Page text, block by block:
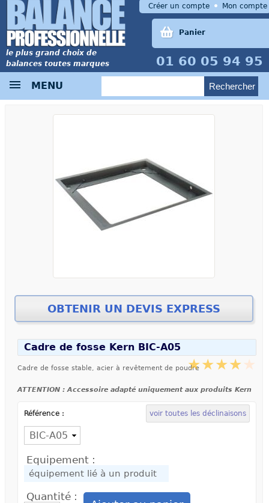
le plus grand choix de
balances toutes marques
01 60 05 94 95
Panier
Créer un compte Mon compte
MENU
Cadre de fosse Kern BIC-A05
Cadre de fosse stable, acier à revêtement de poudre
ATTENTION : Accessoire adapté uniquement aux produits Kern
Référence : voir toutes les déclinaisons
Equipement :
Quantité :